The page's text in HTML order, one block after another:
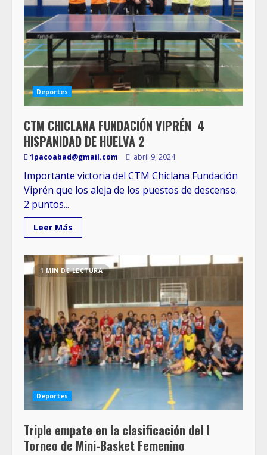
Deportes
CTM CHICLANA FUNDACIÓN VIPRÉN 4
HISPANIDAD DE HUELVA 2
1pacoabad@gmail.com abril 9, 2024
Importante victoria del CTM Chiclana Fundación
Viprén que los aleja de los puestos de descenso.
2 puntos...
Leer Más
1 MIN DE LECTURA
Deportes
Triple empate en la clasificación del I
Torneo de Mini-Basket Femenino